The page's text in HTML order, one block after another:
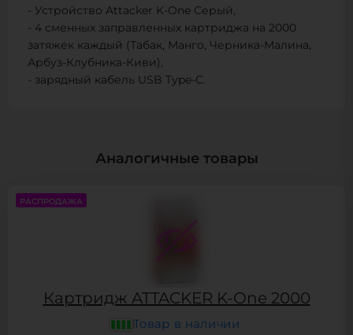
- Устройство Attacker K-One Серый,
- 4 сменных заправленных картриджа на 2000
затяжек каждый (Табак, Манго, Черника-Малина,
Арбуз-Клубника-Киви),
- зарядный кабель USB Type-C.
Аналогичные товары
РАСПРОДАЖА
Картридж ATTACKER K-One 2000
Товар в наличии